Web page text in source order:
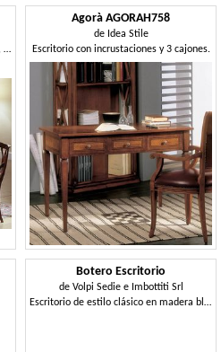
Clásico escritorio de madera de cerezo, la tapa con incrustaciones
Agorà AGORAH758
de Idea Stile
Escritorio con incrustaciones y 3 cajones.
Botero Escritorio
de Volpi Sedie e Imbottiti Srl
Escritorio de estilo clásico en madera blanca perla